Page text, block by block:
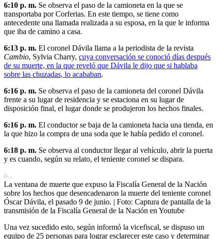
6:10 p. m. Se observa el paso de la camioneta en la que se
transportaba por Corferias. En este tiempo, se tiene como
antecedente una llamada realizada a su esposa, en la que le informa
que iba de camino a casa.
6:13 p. m. El coronel Dávila llama a la periodista de la revista
Cambio, Sylvia Charry, cuya conversación se conoció días después
de su muerte, en la que reveló que Dávila le dijo que si hablaba
sobre las chuzadas, lo acababan.
6:16 p. m. Se observa el paso de la camioneta del coronel Dávila
frente a su lugar de residencia y se estaciona en su lugar de
disposición final, el lugar donde se produjeron los hechos finales.
6:16 p. m. El conductor se baja de la camioneta hacia una tienda, en
la que hizo la compra de una soda que le había pedido el coronel.
6:18 p. m. Se observa al conductor llegar al vehículo, abrir la puerta
y es cuando, según su relato, el teniente coronel se dispara.
La ventana de muerte que expuso la Fiscalía General de la Nación
sobre los hechos que desencadenaron la muerte del teniente coronel
Óscar Dávila, el pasado 9 de junio. | Foto: Captura de pantalla de la
transmisión de la Fiscalía General de la Nación en Youtube
Una vez sucedido esto, según informó la vicefiscal, se dispuso un
equipo de 25 personas para lograr esclarecer este caso y determinar